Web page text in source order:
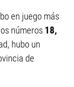
en juego más
números 18,
hubo un
de